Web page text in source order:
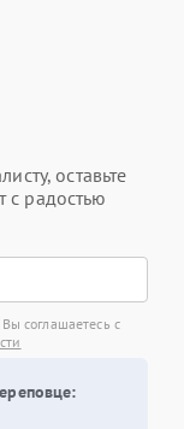
оставьте
с радостью
соглашаетесь с